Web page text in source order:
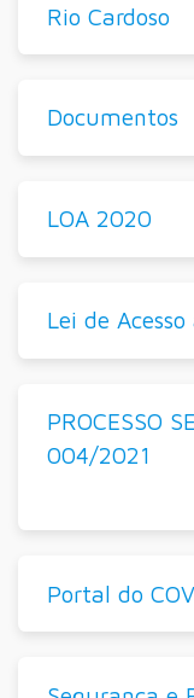
Rio Cardoso
Documentos
LOA 2020
Lei de
PROCESSO
004/2021
Portal do